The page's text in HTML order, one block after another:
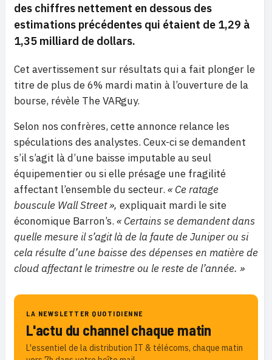
des chiffres nettement en dessous des
estimations précédentes qui étaient de 1,29 à
1,35 milliard de dollars.
Cet avertissement sur résultats qui a fait plonger le
titre de plus de 6% mardi matin à l’ouverture de la
bourse, révèle The VARguy.
Selon nos confrères, cette annonce relance les
spéculations des analystes. Ceux-ci se demandent
s’il s’agit là d’une baisse imputable au seul
équipementier ou si elle présage une fragilité
affectant l’ensemble du secteur. « Ce ratage
bouscule Wall Street », expliquait mardi le site
économique Barron’s. « Certains se demandent dans
quelle mesure il s’agit là de la faute de Juniper ou si
cela résulte d’une baisse des dépenses en matière de
cloud affectant le trimestre ou le reste de l’année. »
LA NEWSLETTER QUOTIDIENNE
L'actu du channel chaque matin
L'essentiel de la distribution IT & télécoms, chaque matin